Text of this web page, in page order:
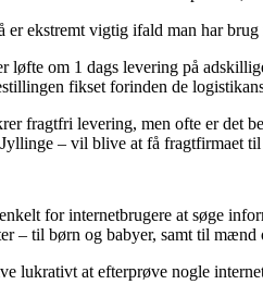
er ekstremt vigtig ifald man har
løfte om 1 dags levering på
fikset forinden de
fragtfri levering, men ofte er det
– vil blive at få fragtfirmaet
for internetbrugere at søge
– til børn og babyer, samt til
lukrativt at efterprøve nogle